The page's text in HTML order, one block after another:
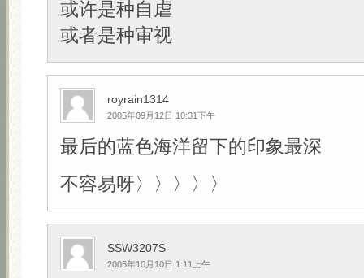
或许是种自虐
或者是种审视
royrain1314
2005年09月12日 10:31下午
最后的蓝色海洋留下的印象最深
不容易呀〉〉〉〉〉
SSW3207S
2005年10月10日 1:11上午